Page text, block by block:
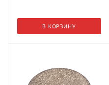
В КОРЗИНУ